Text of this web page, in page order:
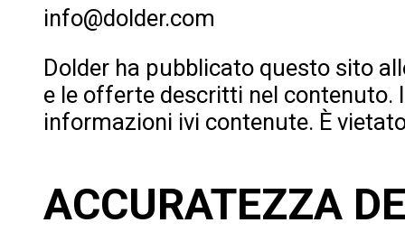
info@dolder.com
Dolder ha pubblicato questo sito
e le offerte descritti nel contenuto.
informazioni ivi contenute. È
ACCURATEZZA